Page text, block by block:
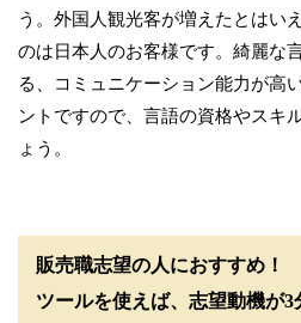
う。外国人観光客が増えたとはい
のは日本人のお客様です。綺麗な
る、コミュニケーション能力が高
ントですので、言語の資格やスキ
ょう。
販売職志望の人におすすめ！
ツールを使えば、志望動機が3